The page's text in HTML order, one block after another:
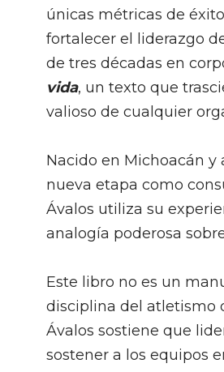
únicas métricas de
fortalecer el liderazgo
de tres décadas en
vida, un texto que
valioso de cualquier
Nacido en Michoacán
nueva etapa como
Ávalos utiliza su
analogía poderosa
Este libro no es un
disciplina del atletismo
Ávalos sostiene que
sostener a los equipos